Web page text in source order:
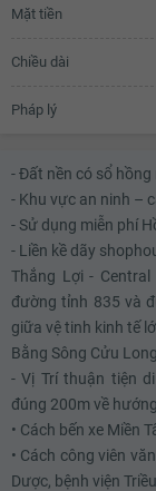
Mặt tiền
Chiều dài
Pháp lý
- Đất nền có sổ
- Khu vực an ninh –
- Sử dụng miễn phí
- Liền kề dãy
Thắng Lợi -
đường tỉnh 835 và
giữa vệ tinh kinh tế
Bằng Sông Cửu Long.
- Vị Trí thuận tiện
đúng 200m về
• Cách bến xe Miền
• Cách công viên
Dược, bệnh viện